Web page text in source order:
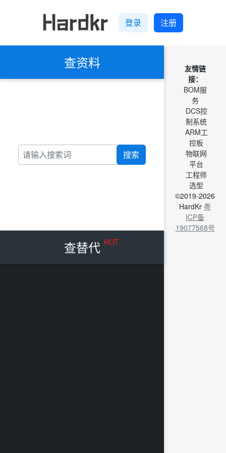
登录 注册
查资料
搜索
查替代 HOT
友情链
接：
BOM服
务
DCS控
制系统
ARM工
控板
物联网
平台
工程师
选型
©2019-2026
HardKr 粤
ICP备
19077568号